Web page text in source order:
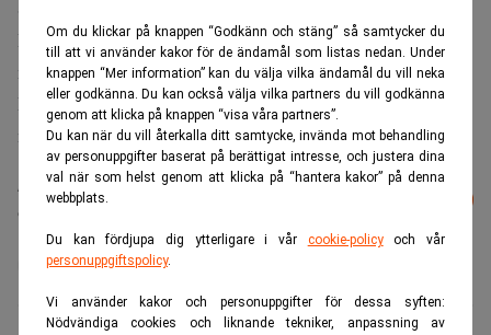
Om du klickar på knappen “Godkänn och stäng” så samtycker du
till att vi använder kakor för de ändamål som listas nedan. Under
knappen “Mer information” kan du välja vilka ändamål du vill neka
eller godkänna. Du kan också välja vilka partners du vill godkänna
genom att klicka på knappen “visa våra partners”.
Du kan när du vill återkalla ditt samtycke, invända mot behandling
av personuppgifter baserat på berättigat intresse, och justera dina
val när som helst genom att klicka på “hantera kakor” på denna
webbplats.
Du kan fördjupa dig ytterligare i vår cookie-policyoch vår
personuppgiftspolicy.
Vi använder kakor och personuppgifter för dessa syften:
Nödvändiga cookies och liknande tekniker, anpassning av
Bank kommer sedan att sälja valuta från SPU på
marknaden tillsammans med valutaintäkterna från SDFI.
Detta är en uppgift som Norges Bank utför på uppdrag av
norska statens. Det framgår av ett pressmeddelande.
Läs mer från Realtid - vårt nyhetsbrev
är kostnadsfritt:
Norges Bank